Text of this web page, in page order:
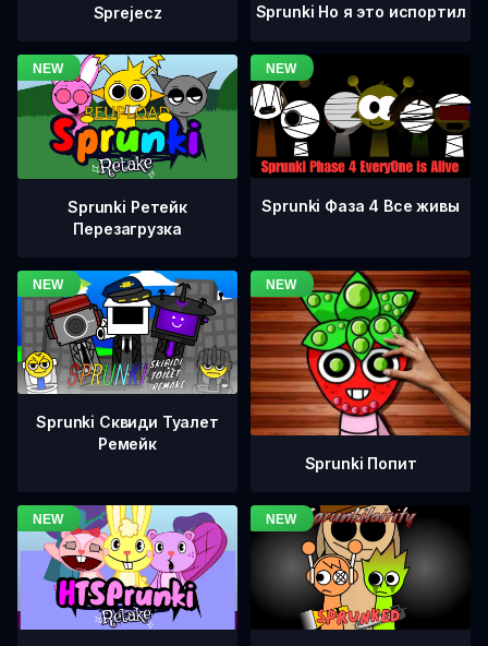
Sprejecz Sprunki Но я это испортил
Sprunki Ретейк
Перезагрузка
Sprunki Фаза 4 Все живы
Sprunki Сквиди Туалет
Ремейк
Sprunki Попит